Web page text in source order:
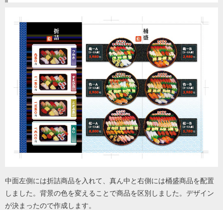
中面左側には折詰商品を入れて、真ん中と右側には桶盛商品を配置
しました。背景の色を変えることで商品を区別しました。デザイン
が決まったので作成します。